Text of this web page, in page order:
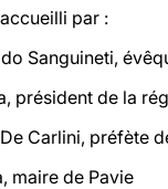
par :
Sanguineti,
président de la
Carlini, préfète
maire de Pavie